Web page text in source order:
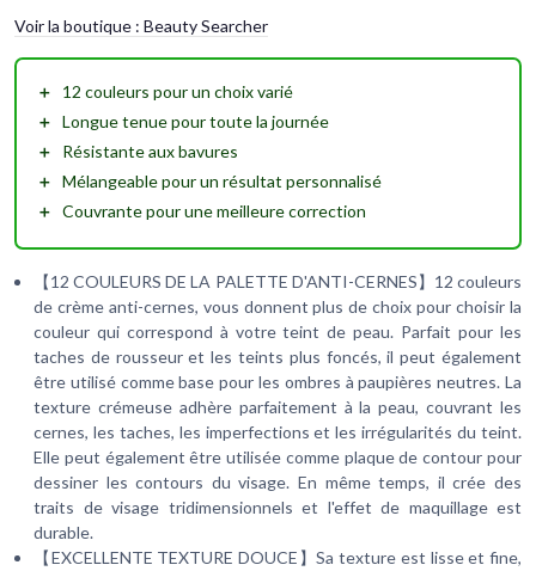
Voir la boutique : Beauty Searcher
＋ 12 couleurs pour un choix varié
＋ Longue tenuepour toute la journée
＋
Résistante aux bavures
＋ Mélangeablepour un résultat personnalisé
＋ Couvrantepour une meilleure correction
【12 COULEURS DE LA PALETTE D'ANTI-CERNES】12 couleurs
de crème anti-cernes, vous donnent plus de choix pour choisir la
couleur qui correspond à votre teint de peau. Parfait pour les
taches de rousseur et les teints plus foncés, il peut également
être utilisé comme base pour les ombres à paupières neutres. La
texture crémeuse adhère parfaitement à la peau, couvrant les
cernes, les taches, les imperfections et les irrégularités du teint.
Elle peut également être utilisée comme plaque de contour pour
dessiner les contours du visage. En même temps, il crée des
traits de visage tridimensionnels et l'effet de maquillage est
durable.
【EXCELLENTE TEXTURE DOUCE】Sa texture est lisse et fine,